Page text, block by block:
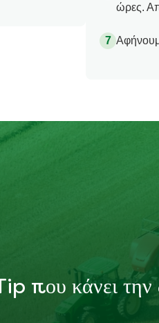
ώρες.
που κάνει την